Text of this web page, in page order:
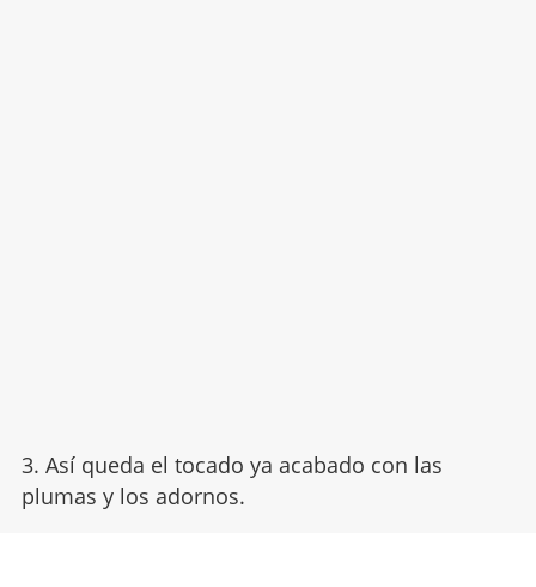
3. Así queda el tocado ya acabado con las
plumas y los adornos.